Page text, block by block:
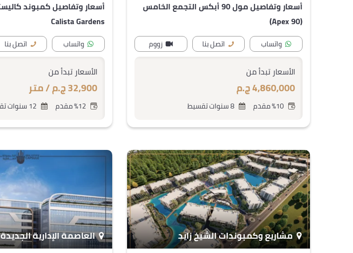
أسعار وتفاصيل مول 90 أبكس التجمع الخامس
(90 Apex)
واتساب اتصل بنا زووم
الأسعار تبدأ من
4,860,000 ج.م
%10 مقدم 8 سنوات تقسيط
Calista Gardens
واتساب اتصل بنا
الأسعار تبدأ من
32,900 ج.م / متر
مشاريع وكمبوندات الشيخ زايد العاصمة الإدارية الجديدة